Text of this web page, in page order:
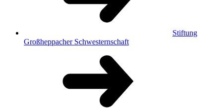
Stiftung
Großheppacher Schwesternschaft